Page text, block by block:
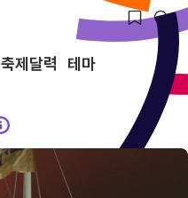
축제달력 테마